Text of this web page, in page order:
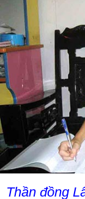
Thần đồng